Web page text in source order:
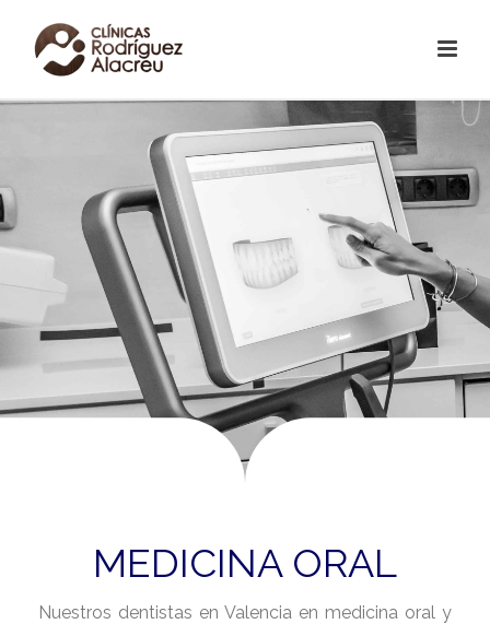
MEDICINA ORAL
Nuestros dentistas en Valencia en medicina oral y